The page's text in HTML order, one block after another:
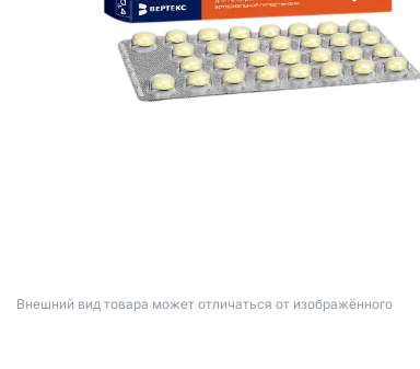
Bнешний вид товара может отличаться от изображённого